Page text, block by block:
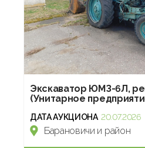
Экскаватор ЮМЗ-6Л,
(Унитарное
ДАТА АУКЦИОНА 20.07.2026
Барановичи и район